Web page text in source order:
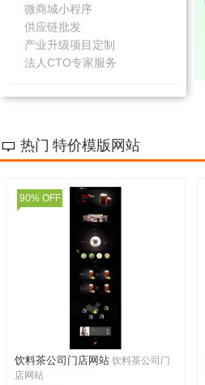
微商城小程序
供应链批发
产业升级项目定制
法人CTO专家服务
热门 特价模版网站
90% OFF
饮料茶公司门店网站 饮料茶公司门
店网站